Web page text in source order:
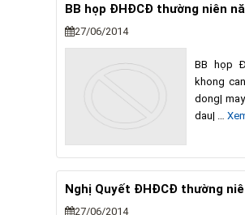
BB họp ĐHĐCĐ thường niên
27/06/2014
BB họp
khong
dong|
dau| …
Nghị Quyết ĐHĐCĐ thường
27/06/2014